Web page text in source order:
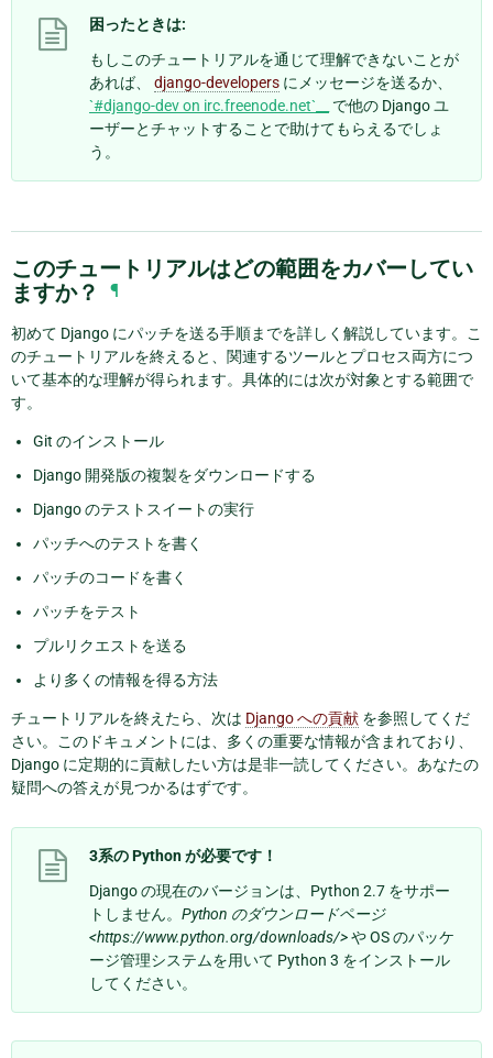
困ったときは:
もしこのチュートリアルを通じて理解できないことが
あれば、 django-developers にメッセージを送るか、
`#django-dev on irc.freenode.net`__
で他の Django ユ
ーザーとチャットすることで助けてもらえるでしょ
う。
このチュートリアルはどの範囲をカバーしてい
ますか？
¶
初めて Django にパッチを送る手順までを詳しく解説しています。こ
のチュートリアルを終えると、関連するツールとプロセス両方につ
いて基本的な理解が得られます。具体的には次が対象とする範囲で
す。
Git のインストール
Django 開発版の複製をダウンロードする
Django のテストスイートの実行
パッチへのテストを書く
パッチのコードを書く
パッチをテスト
プルリクエストを送る
より多くの情報を得る方法
チュートリアルを終えたら、次は Django への貢献 を参照してくだ
さい。このドキュメントには、多くの重要な情報が含まれており、
Django に定期的に貢献したい方は是非一読してください。あなたの
疑問への答えが見つかるはずです。
3系の Python が必要です！
Django の現在のバージョンは、Python 2.7 をサポー
トしません。 Python のダウンロードページ
<https://www.python.org/downloads/>や OS のパッケ
ージ管理システムを用いて Python 3 をインストール
してください。